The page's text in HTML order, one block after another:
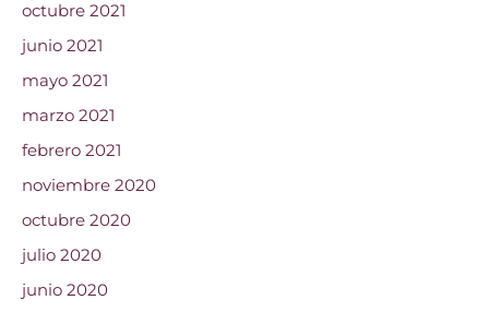
octubre 2021
junio 2021
mayo 2021
marzo 2021
febrero 2021
noviembre 2020
octubre 2020
julio 2020
junio 2020